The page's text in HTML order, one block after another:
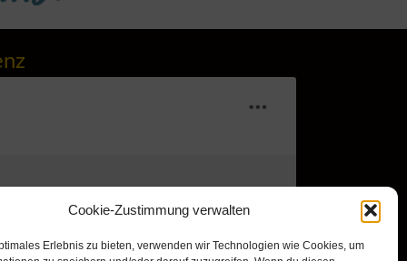
Cookie-Zustimmung verwalten
Erlebnis zu bieten, verwenden wir Technologien wie Cookies, um
um Marketing-Cookies zu